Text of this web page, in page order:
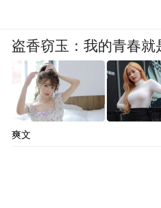
盗香窃玉：我的青春就
爽文